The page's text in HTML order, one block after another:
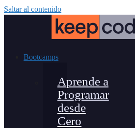
Saltar al contenido
Bootcamps
Aprende a
Programar
desde
Cero